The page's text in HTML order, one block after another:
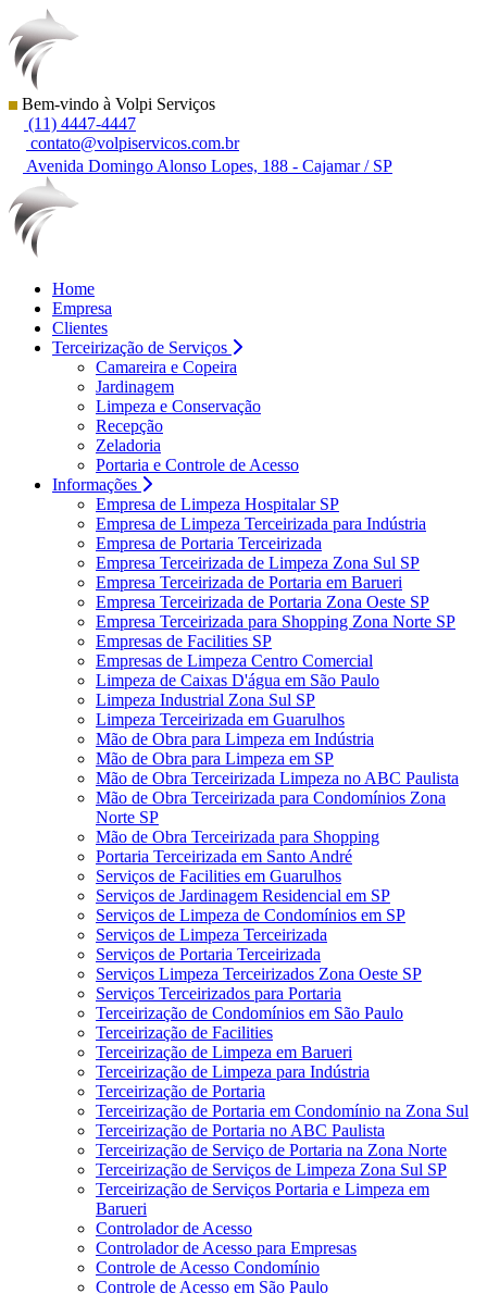
Bem-vindo à Volpi Serviços
(11) 4447-4447
contato@volpiservicos.com.br
Avenida Domingo Alonso Lopes, 188 - Cajamar / SP
Home
Empresa
Clientes
Terceirização de Serviços
Camareira e Copeira
Jardinagem
Limpeza e Conservação
Recepção
Zeladoria
Portaria e Controle de Acesso
Informações
Empresa de Limpeza Hospitalar SP
Empresa de Limpeza Terceirizada para Indústria
Empresa de Portaria Terceirizada
Empresa Terceirizada de Limpeza Zona Sul SP
Empresa Terceirizada de Portaria em Barueri
Empresa Terceirizada de Portaria Zona Oeste SP
Empresa Terceirizada para Shopping Zona Norte SP
Empresas de Facilities SP
Empresas de Limpeza Centro Comercial
Limpeza de Caixas D'água em São Paulo
Limpeza Industrial Zona Sul SP
Limpeza Terceirizada em Guarulhos
Mão de Obra para Limpeza em Indústria
Mão de Obra para Limpeza em SP
Mão de Obra Terceirizada Limpeza no ABC Paulista
Mão de Obra Terceirizada para Condomínios Zona
Norte SP
Mão de Obra Terceirizada para Shopping
Portaria Terceirizada em Santo André
Serviços de Facilities em Guarulhos
Serviços de Jardinagem Residencial em SP
Serviços de Limpeza de Condomínios em SP
Serviços de Limpeza Terceirizada
Serviços de Portaria Terceirizada
Serviços Limpeza Terceirizados Zona Oeste SP
Serviços Terceirizados para Portaria
Terceirização de Condomínios em São Paulo
Terceirização de Facilities
Terceirização de Limpeza em Barueri
Terceirização de Limpeza para Indústria
Terceirização de Portaria
Terceirização de Portaria em Condomínio na Zona Sul
Terceirização de Portaria no ABC Paulista
Terceirização de Serviço de Portaria na Zona Norte
Terceirização de Serviços de Limpeza Zona Sul SP
Terceirização de Serviços Portaria e Limpeza em
Barueri
Controlador de Acesso
Controlador de Acesso para Empresas
Controle de Acesso Condomínio
Controle de Acesso em São Paulo